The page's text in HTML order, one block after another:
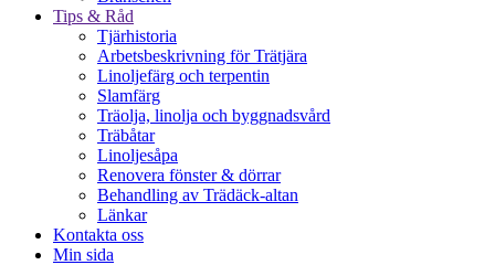
Tips & Råd
Tjärhistoria
Arbetsbeskrivning för Trätjära
Linoljefärg och terpentin
Slamfärg
Träolja, linolja och byggnadsvård
Träbåtar
Linoljesåpa
Renovera fönster & dörrar
Behandling av Trädäck-altan
Länkar
Kontakta oss
Min sida